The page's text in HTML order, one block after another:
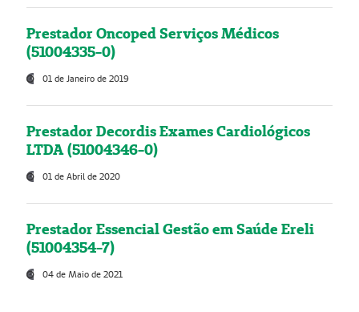
Prestador Oncoped Serviços Médicos
(51004335-0)
01 de Janeiro de 2019
Prestador Decordis Exames Cardiológicos
LTDA (51004346-0)
01 de Abril de 2020
Prestador Essencial Gestão em Saúde Ereli
(51004354-7)
04 de Maio de 2021